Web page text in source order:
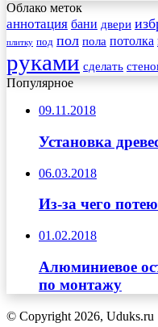
Облако меток
аннотация бани двери
плитку под пол пола потолка
руками сделать
Популярное
09.11.2018
Установка
06.03.2018
Из-за чего
01.02.2018
Алюминиевое
по монтажу
© Copyright 2026, Uduks.ru